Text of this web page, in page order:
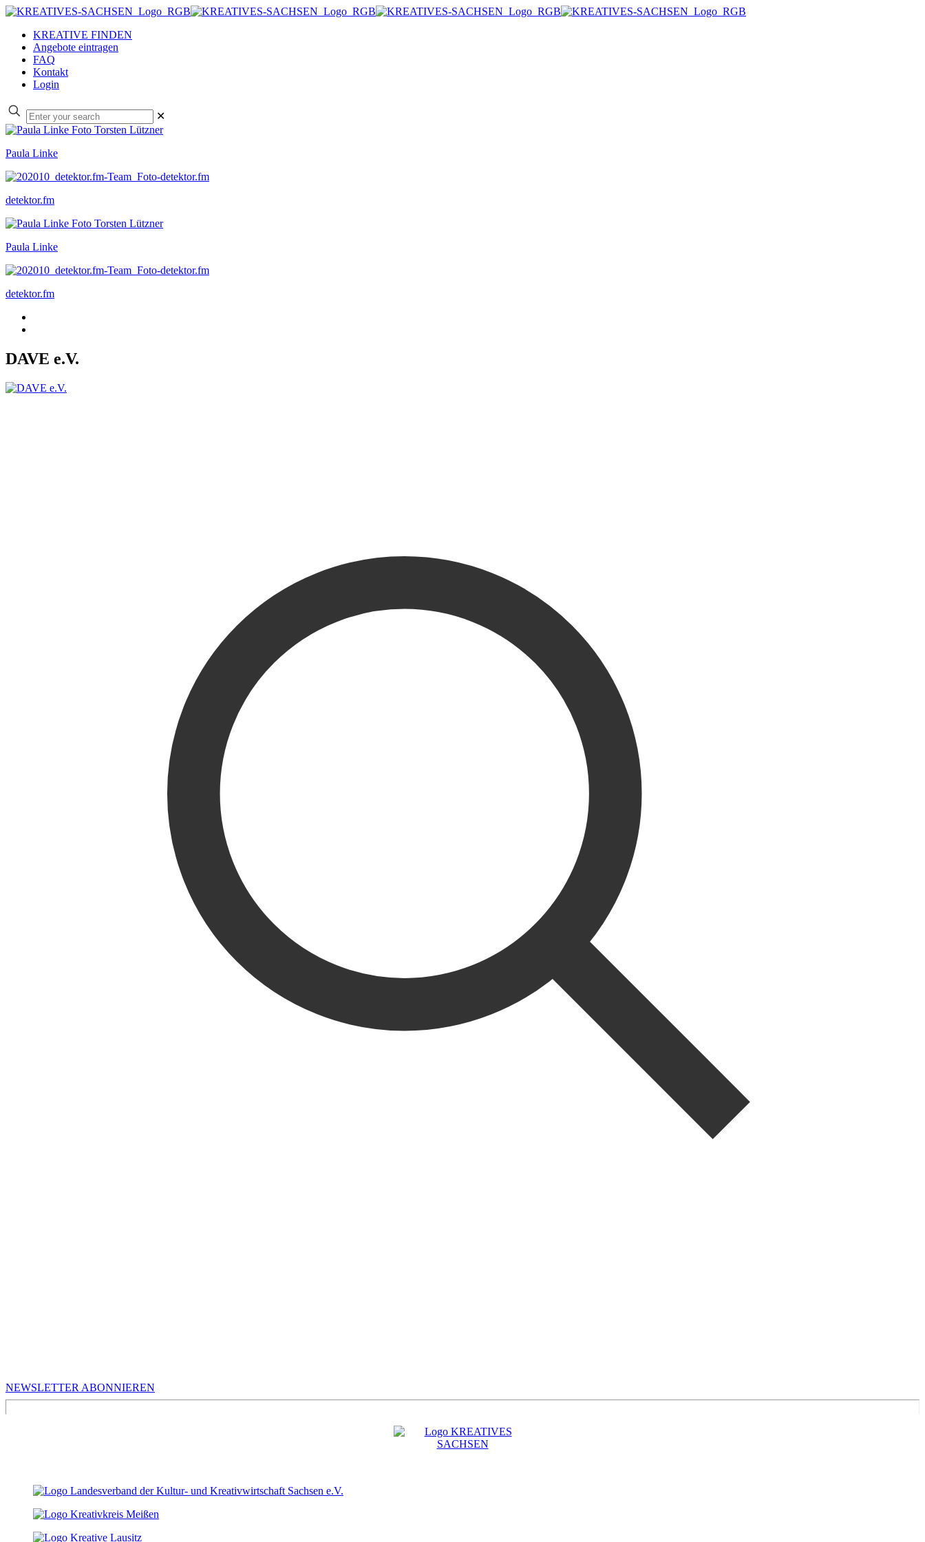
KREATIVE FINDEN
Angebote eintragen
FAQ
Kontakt
Login
✕
Paula Linke
detektor.fm
Paula Linke
detektor.fm
DAVE e.V.
NEWSLETTER ABONNIEREN